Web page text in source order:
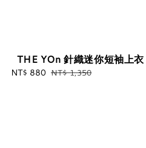
THE YOn 針織迷你短袖上衣
Sale
NT$ 880 Regular
NT$ 1,350